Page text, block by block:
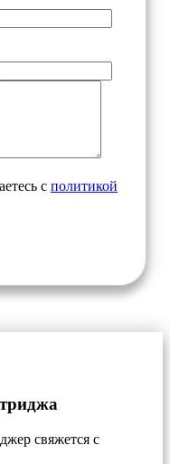
с политикой
свяжется с